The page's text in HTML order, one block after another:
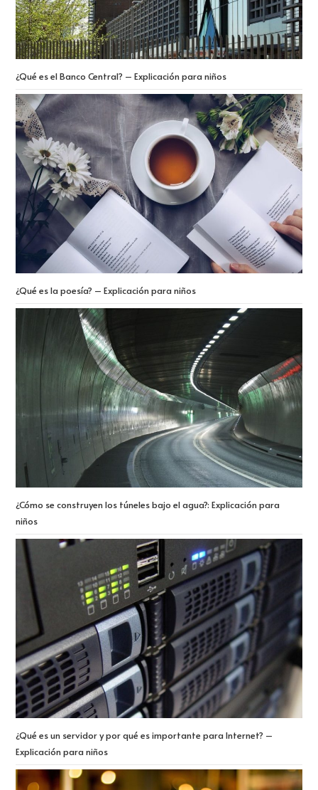
¿Qué es el Banco Central? – Explicación para niños
¿Qué es la poesía? – Explicación para niños
¿Cómo se construyen los túneles bajo el agua?: Explicación para
niños
¿Qué es un servidor y por qué es importante para Internet? –
Explicación para niños